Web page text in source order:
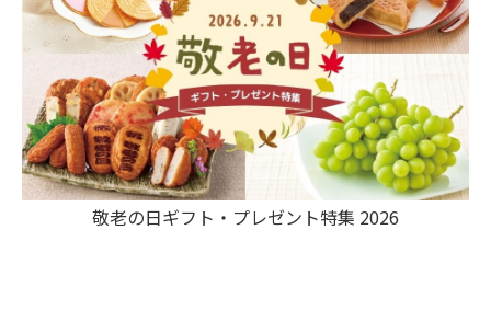
敬老の日ギフト・プレゼント特集 2026